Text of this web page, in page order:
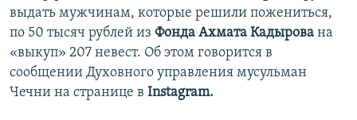
выдать мужчинам, которые решили пожениться,
по 50 тысяч рублей из Фонда Ахмата Кадырова на
«выкуп» 207 невест. Об этом говорится в
сообщении Духовного управления мусульман
Чечни на странице в Instagram.